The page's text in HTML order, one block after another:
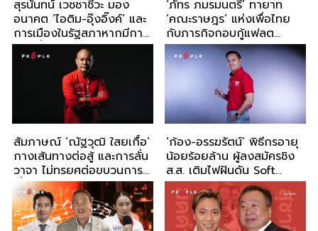
สุรนันทน์ เวชชาชีวะ มอง
อนาคต ‘ไอติม-อุ๊งอิ๊งค์’ และ
การเมืองในรัฐสภาหากมีการ
พลิกขั้ว
‘ภัทร ภมรมนตรี’ ทายาท
‘คณะราษฎร’ แห่งเพื่อไทย
กับภารกิจกอบกู้แฟลต
ดินแดง
สัมภาษณ์ ‘ณัฐวุฒิ ใสยเกื้อ’
กางเส้นทางต่อสู้ และการลั่น
วาจา ไม่ทรยศต่อขบวนการ
เสื้อแดง
‘ก้อง-อรรฆรัตน์’ พิธีกรอายุ
น้อยร้อยล้าน ผู้ลงสมัครชิง
ส.ส. เติมไฟฝันดัน Soft
Power ผ่านเพื่อไทย